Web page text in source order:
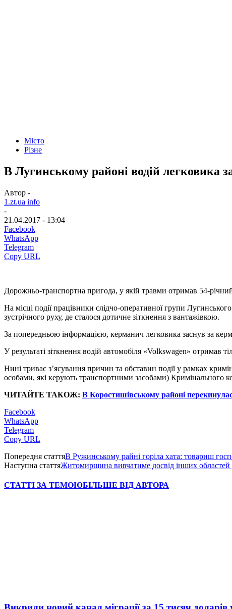
Місто
Різне
В Лугинському районі водій легковика
Автор -
1.zt.ua info
-
21.04.2017 - 13:04
Facebook
WhatsApp
Telegram
Copy URL
Дорожньо-транспортна пригода, у якій травми отримав 54-
На місці події працівники слідчо-оперативної групи
зустрічного руху, де сталося дотичне зіткнення з вантажівкою.
За попередньою інформацією, керманич легковика заснув за
У результаті зіткнення водій автомобіля «Volkswagen» отримав
Нині триває з’ясування причин та обставин події у рамках
особами, які керують транспортними засобами) Кримінального
ЧИТАЙТЕ ТАКОЖ: В Коростишівському районі
Facebook
WhatsApp
Telegram
Copy URL
Попередня статтяВ Ружинському райні горіла хата: товариш
Наступна статтяЖитомирщина вивчатиме досвід інших областей у
СТАТТІ ЗА ТЕМОЮБІЛЬШЕ ВІД АВТОРА